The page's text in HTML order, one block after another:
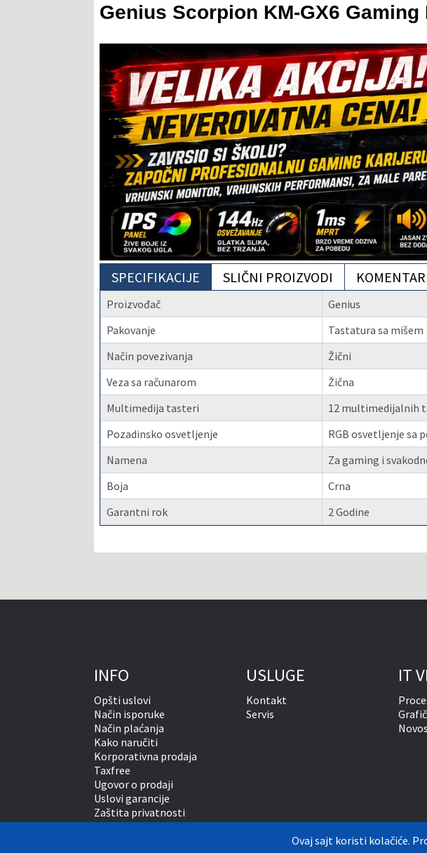
Genius Scorpion KM-GX6 Gaming
SPECIFIKACIJE SLIČNI PROIZVODI
Proizvođač
Genius
Pakovanje
Tastatura sa mišem
Način povezivanja
Žični
Veza sa računarom
Žična
Multimedija tasteri
12 multimedijalnih
Pozadinsko osvetljenje
RGB osvetljenje sa
Namena
Za gaming i
Boja
Crna
Garantni rok
2 Godine
INFO
Opšti uslovi
Način isporuke
Način plaćanja
Kako naručiti
Korporativna prodaja
Taxfree
Ugovor o prodaji
Uslovi garancije
Zaštita privatnosti
Vansudsko rešavanje sporova
USLUGE
Kontakt
Servis
IT
Ovaj sajt koristi kolačiće.